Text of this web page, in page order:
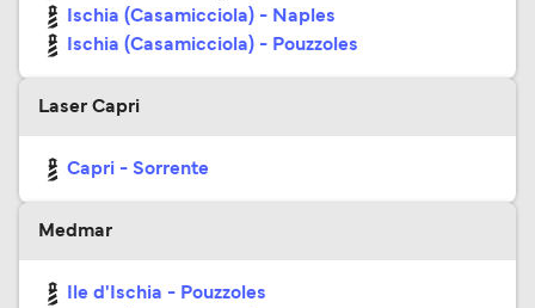
Ischia (Casamicciola) - Naples
Ischia (Casamicciola) - Pouzzoles
Laser Capri
Capri - Sorrente
Medmar
Ile d'Ischia - Pouzzoles